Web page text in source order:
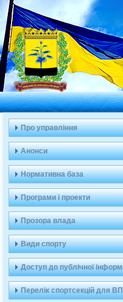
Про управління
Анонси
Нормативна база
Програми і проекти
Прозора влада
Види спорту
Доступ до публічної
Перелік спортсекцій для